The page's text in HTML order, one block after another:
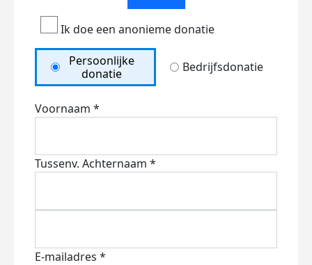
Ik doe een anonieme donatie
Persoonlijke
donatie
Bedrijfsdonatie
Voornaam *
Tussenv. Achternaam *
E-mailadres *